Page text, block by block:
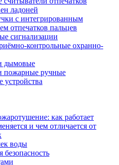
ладоней
с интегрированным
отпечатков пальцев
сигнализации
контрольные охранно-
дымовые
пожарные ручные
устройства
как работает
и чем отличается от
воды